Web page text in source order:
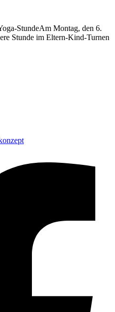
StundeAm Montag, den 6.
Stunde im Eltern-Kind-Turnen